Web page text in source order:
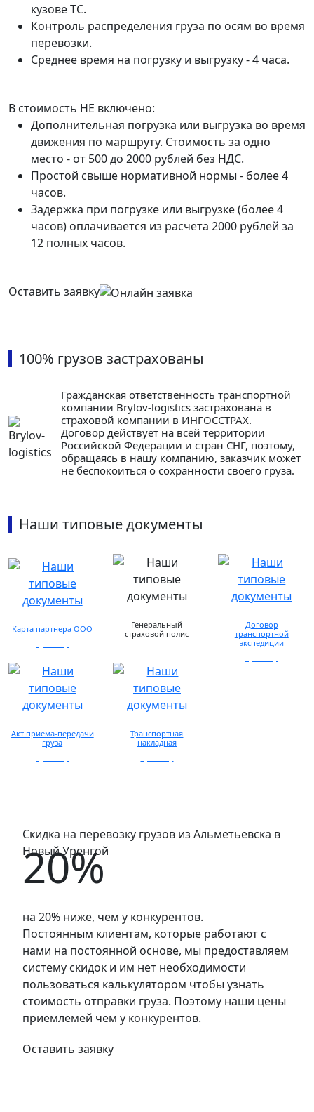
кузове ТС.
Контроль распределения груза по осям во время
перевозки.
Среднее время на погрузку и выгрузку - 4 часа.
В стоимость НЕ включено:
Дополнительная погрузка или выгрузка во время
движения по маршруту. Стоимость за одно
место - от 500 до 2000 рублей без НДС.
Простой свыше нормативной нормы - более 4
часов.
Задержка при погрузке или выгрузке (более 4
часов) оплачивается из расчета 2000 рублей за
12 полных часов.
Оставить заявку
100% грузов застрахованы
Гражданская ответственность транспортной
компании Brylov-logistics застрахована в
страховой компании в ИНГОСCТРАХ.
Договор действует на всей территории
Российской Федерации и стран СНГ, поэтому,
обращаясь в нашу компанию, заказчик может
не беспокоиться о сохранности своего груза.
Наши типовые документы
Карта партнера ООО
Генеральный
страховой полис
Договор
транспортной
экспедиции
Акт приема-передачи
груза
Транспортная
накладная
Скидка на перевозку грузов из Альметьевска в
Новый Уренгой
20%
на 20% ниже, чем у конкурентов.
Постоянным клиентам, которые работают с
нами на постоянной основе, мы предоставляем
систему скидок и им нет необходимости
пользоваться калькулятором чтобы узнать
стоимость отправки груза. Поэтому наши цены
приемлемей чем у конкурентов.
Оставить заявку